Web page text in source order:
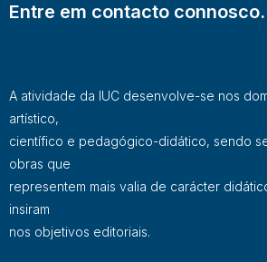
Entre em contacto connosco.
A atividade da IUC desenvolve-se nos
artístico,
científico e pedagógico-didático, sendo
obras que
representem mais valia de carácter
insiram
nos objetivos editoriais.